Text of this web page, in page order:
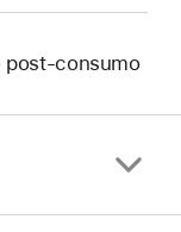
post-consumo